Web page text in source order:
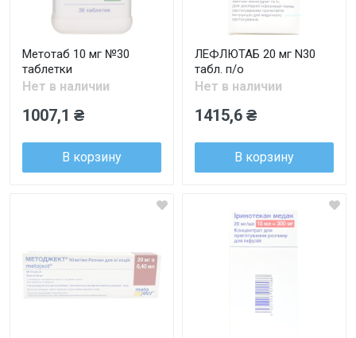
Метотаб 10 мг №30
таблетки
Нет в наличии
1007,1 ₴
В корзину
ЛЕФЛЮТАБ 20 мг N30
табл. п/о
Нет в наличии
1415,6 ₴
В корзину